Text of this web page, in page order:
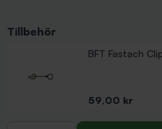
Tillbehör
BFT Fastach
Pris
59,00 kr